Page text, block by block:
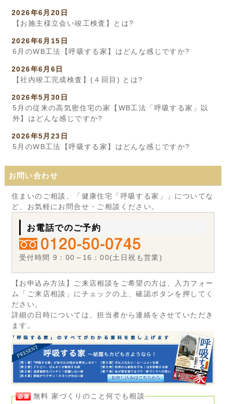
2026年6月20日
【お施主様立会い竣工検査】とは?
2026年6月15日
6月のWB工法【呼吸する家】はどんな感じですか?
2026年6月6日
【社内竣工完成検査】(４回目) とは?
2026年5月30日
5月の従来の高気密住宅の家【WB工法「呼吸する家」以
外】はどんな感じですか?
2026年5月23日
5月のWB工法【呼吸する家】はどんな感じですか?
お問い合わせ
住まいのご相談、「健康住宅「呼吸する家」」についてな
ど、お気軽にお問合せ・ご相談ください。
お電話でのご予約
受付時間 9：00～16：00(土日祝も営業)
【お申込み方法】ご来店相談をご希望の方は、入力フォー
ム「ご来店相談」にチェックの上、確認ボタンを押してく
ださい。
詳細の日時については、担当者から連絡をさせていただき
ます。
無料 家づくりのこと何でも相談